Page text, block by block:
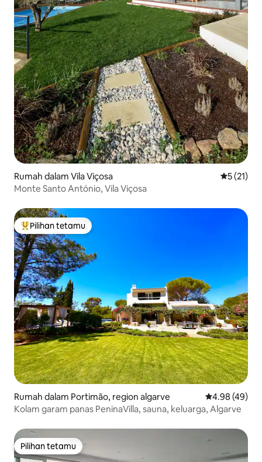
Rumah dalam Vila Viçosa
5 (21)
Monte Santo António, Vila Viçosa
Pilihan utama tetamu
Pilihan tetamu
Rumah dalam Portimão, region algarve Penarafan
4.98 (49)
Kolam garam panas PeninaVilla, sauna, keluarga, Algarve
Pilihan tetamu
Pilihan tetamu